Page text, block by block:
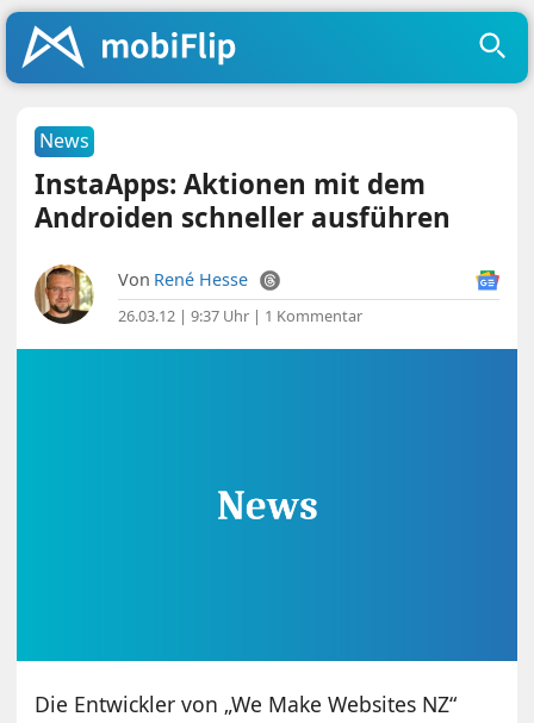
News
InstaApps: Aktionen mit dem
Androiden schneller ausführen
Von René Hesse
26.03.12 | 9:37 Uhr | 1 Kommentar
Die Entwickler von „We Make Websites NZ“